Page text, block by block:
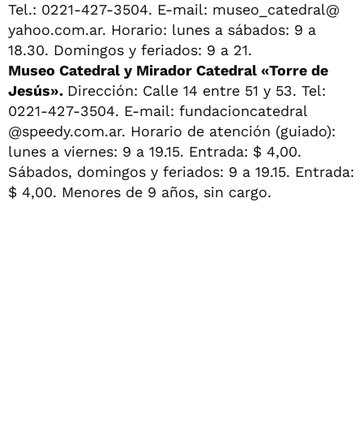
Tel.: 0221-427-3504. E-mail: museo_catedral@
yahoo.com.ar. Horario: lunes a sábados: 9 a
18.30. Domingos y feriados: 9 a 21.
Museo Catedral y Mirador Catedral «Torre de
Jesús». Dirección: Calle 14 entre 51 y 53. Tel:
0221-427-3504. E-mail: fundacioncatedral
@speedy.com.ar. Horario de atención (guiado):
lunes a viernes: 9 a 19.15. Entrada: $ 4,00.
Sábados, domingos y feriados: 9 a 19.15. Entrada:
$ 4,00. Menores de 9 años, sin cargo.